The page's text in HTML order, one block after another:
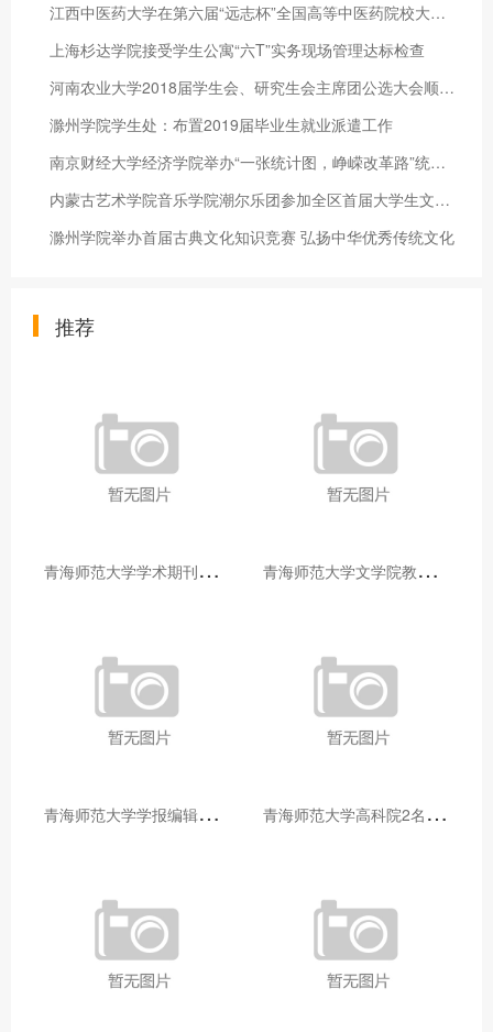
江西中医药大学在第六届“远志杯”全国高等中医药院校大学生课外
上海杉达学院接受学生公寓“六T”实务现场管理达标检查
河南农业大学2018届学生会、研究生会主席团公选大会顺利举行
滁州学院学生处：布置2019届毕业生就业派遣工作
南京财经大学经济学院举办“一张统计图，峥嵘改革路”统计图征集
内蒙古艺术学院音乐学院潮尔乐团参加全区首届大学生文化艺术活动
滁州学院举办首届古典文化知识竞赛 弘扬中华优秀传统文化
推荐
青
海师范大学学术期刊两个专栏入选2025年青海省期刊重点专栏 青
海师范大学文学院教师赴山东省相关高校和学术机构交流学习
青
海师范大学学报编辑部赴大通县城关镇上毛佰胜村开展帮扶慰问活动 青
海师范大学高科院2名专家当选中国科学院院士